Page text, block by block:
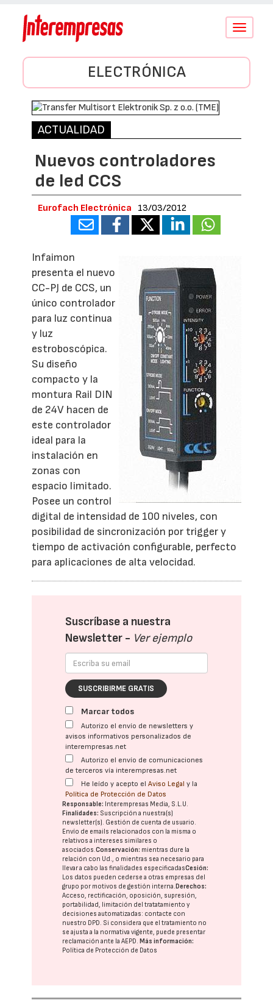
Conmutar
ELECTRÓNICA
ACTUALIDAD
Nuevos controladores
de led CCS
Eurofach Electrónica 13/03/2012
Infaimon
presenta el nuevo
CC-PJ de CCS, un
único controlador
para luz continua
y luz
estroboscópica.
Su diseño
compacto y la
montura Rail DIN
de 24V hacen de
este controlador
ideal para la
instalación en
zonas con
espacio limitado.
Posee un control
digital de intensidad de 100 niveles, con
posibilidad de sincronización por trigger y
tiempo de activación configurable, perfecto
para aplicaciones de alta velocidad.
Suscríbase a nuestra
Newsletter - Ver ejemplo
SUSCRIBIRME GRATIS
Marcar todos
Autorizo el envío de newsletters y
avisos informativos personalizados de
interempresas.net
Autorizo el envío de comunicaciones
de terceros vía interempresas.net
He leído y acepto elAviso Legal y la
Política de Protección de Datos
Responsable: Interempresas Media, S.L.U.
Finalidades: Suscripción a nuestra(s)
newsletter(s). Gestión de cuenta de usuario.
Envío de emails relacionados con la misma o
relativos a intereses similares o
asociados.Conservación: mientras dure la
relación con Ud., o mientras sea necesario para
llevar a cabo las finalidades especificadasCesión:
Los datos pueden cederse a otras empresas del
grupo por motivos de gestión interna. Derechos:
Acceso, rectificación, oposición, supresión,
portabilidad, limitación del tratatamiento y
decisiones automatizadas: contacte con
nuestro DPD. Si considera que el tratamiento no
se ajusta a la normativa vigente, puede presentar
reclamación ante laAEPD. Más información:
Política de Protección de Datos